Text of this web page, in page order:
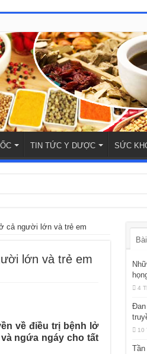
TIN TỨC Y DƯỢC SỨC
cả người lớn và trẻ em
lớn và trẻ em
về điều trị bệnh lở
ngứa ngáy cho tất
4
Đan
10